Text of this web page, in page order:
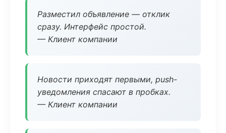
Разместил объявление — отклик
сразу. Интерфейс простой.
— Клиент компании
Новости приходят первыми, push-
уведомления спасают в пробках.
— Клиент компании